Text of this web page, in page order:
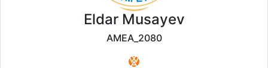
Eldar Musayev
AMEA_2080